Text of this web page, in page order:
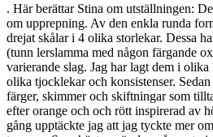
. Här berättar Stina om utställningen:
om upprepning. Av den enkla runda
drejat skålar i 4 olika storlekar. Dessa
(tunn lerslamma med någon färgande
varierande slag. Jag har lagt dem i
olika tjocklekar och konsistenser.
färger, skimmer och skiftningar som
efter orange och och rött inspirerad av
gång upptäckte jag att jag tyckte mer